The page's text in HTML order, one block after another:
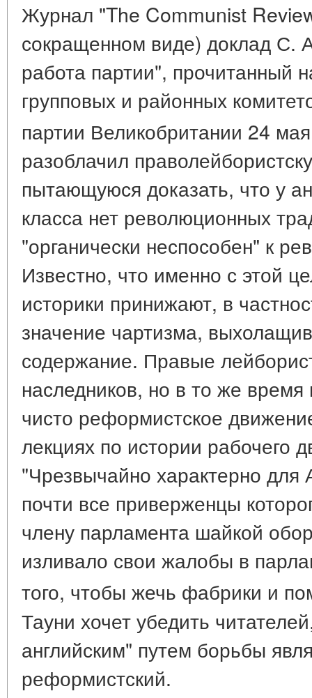
Журнал "The Communist
сокращенном виде) доклад С.
работа партии", прочитанный
групповых и районных
партии Великобритании 24
разоблачил
пытающуюся доказать, что у
класса нет революционных
"органически неспособен" к
Известно, что именно с этой
историки принижают, в
значение чартизма,
содержание. Правые
наследников, но в то же
чисто реформистское
лекциях по истории рабочего
"Чрезвычайно характерно для
почти все приверженцы
члену парламента шайкой
изливало свои жалобы в
того, чтобы жечь фабрики и
Тауни хочет убедить
английским" путем борьбы
реформистский.